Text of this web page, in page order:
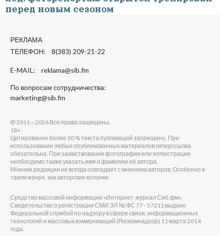
перед новым сезоном
РЕКЛАМА
ТЕЛЕФОН: 8(383) 209-21-22
E-MAIL: reklama@sib.fm
По вопросам сотрудничества:
marketing@sib.fm
© 2011—2026 Все права защищены.
18+
Цитирование более 30 % текста публикаций запрещено. При
использовании любых опубликованных материалов гиперссылка
обязательна. При заимствовании фотографии или иллюстрации
необходимо также указать имя и фамилию её автора.
Мнение редакции не всегда совпадает с мнением авторов. Особенно в
таком жанре, как авторские колонки.
Средство массовой информации «Интернет-журнал Сиб.фм».
Свидетельство о регистрации СМИ ЭЛ № ФС 77 - 57211 выдано
Федеральной службой по надзору в сфере связи, информационных
технологий и массовых коммуникаций (Роскомнадзор) 11 марта 2014
года.